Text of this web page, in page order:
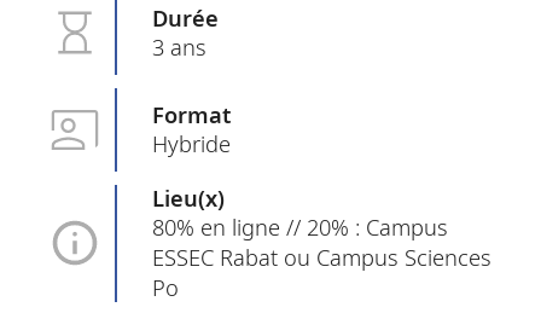
Durée
3 ans
Format
Hybride
Lieu(x)
80% en ligne // 20% : Campus
ESSEC Rabat ou Campus Sciences
Po